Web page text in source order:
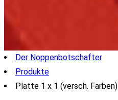
Der Noppenbotschafter
Produkte
Platte 1 x 1 (versch. Farben)